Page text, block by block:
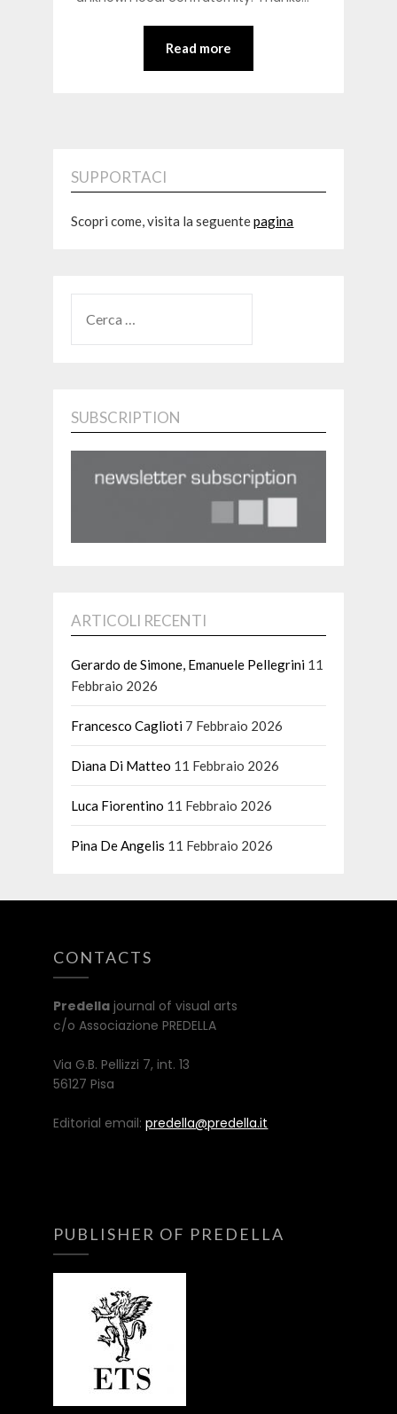
Read more
SUPPORTACI
Scopri come, visita la seguentepagina
PER:
SUBSCRIPTION
ARTICOLI RECENTI
Gerardo de Simone, Emanuele Pellegrini 11
Febbraio 2026
Francesco Caglioti 7 Febbraio 2026
Diana Di Matteo 11 Febbraio 2026
Luca Fiorentino 11 Febbraio 2026
Pina De Angelis 11 Febbraio 2026
CONTACTS
Predella journal of visual arts
c/o Associazione PREDELLA
Via G.B. Pellizzi 7, int. 13
56127 Pisa
Editorial email:predella@predella.it
PUBLISHER OF PREDELLA